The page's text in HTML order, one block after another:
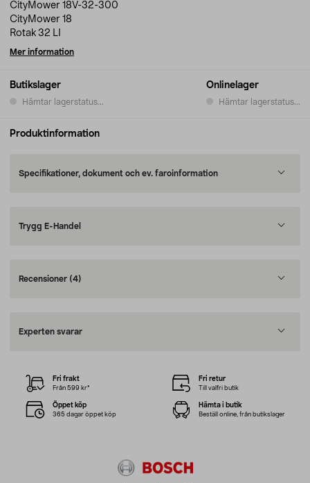
Butikslager
Hämtar lagerstatus...
Onlinelager
Hämtar lagerstatus...
CityMower 18V-32-300
CityMower 18
Rotak 32 LI
Mer information
Produktinformation
Specifikationer, dokument och ev. faroinformation
Trygg E-Handel
Recensioner (4)
Experten svarar
Fri frakt
Från 599 kr*
Fri retur
Till valfri butik
Öppet köp
365 dagar öppet köp
Hämta i butik
Beställ online, från butikslager